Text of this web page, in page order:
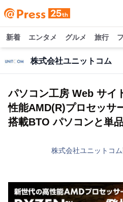
新着 エンタメ グルメ 旅行
株式会社ユニットコム
パソコン工房 Web サイ
性能AMD(R)プロセッサ
搭載BTO パソコンと単
株式会社ユニットコム